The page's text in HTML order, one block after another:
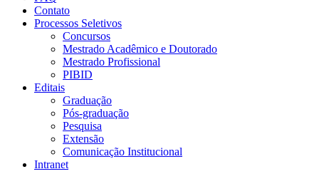
Contato
Processos Seletivos
Concursos
Mestrado Acadêmico e Doutorado
Mestrado Profissional
PIBID
Editais
Graduação
Pós-graduação
Pesquisa
Extensão
Comunicação Institucional
Intranet